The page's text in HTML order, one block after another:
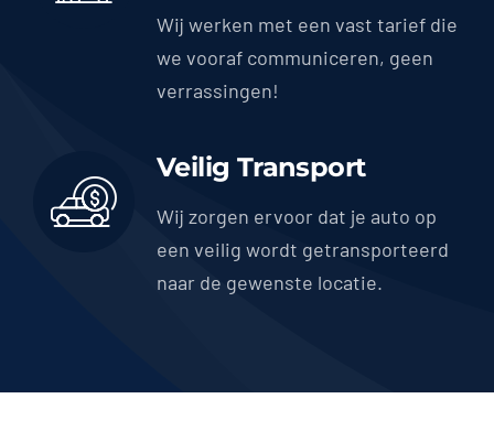
Wij werken met een vast tarief die
we vooraf communiceren, geen
verrassingen!
Veilig Transport
Wij zorgen ervoor dat je auto op
een veilig wordt getransporteerd
naar de gewenste locatie.